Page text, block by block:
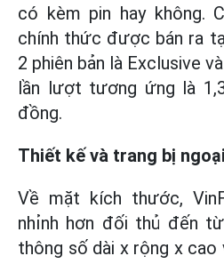
có kèm pin hay không.
chính thức được bán ra
2 phiên bản là Exclusive
lần lượt tương ứng là
đồng.
Thiết kế và trang bị
Về mặt kích thước,
nhỉnh hơn đối thủ đến
thông số dài x rộng x cao